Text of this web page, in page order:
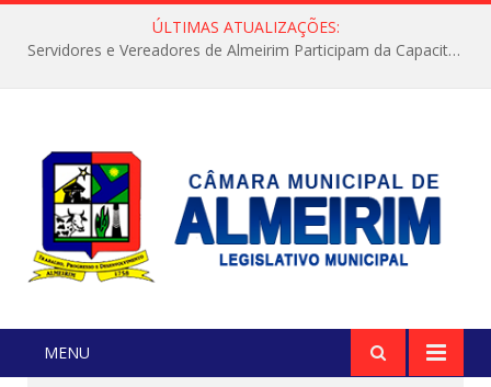
ÚLTIMAS ATUALIZAÇÕES:
Servidores e Vereadores de Almeirim Participam da Capacitação “Orientar é a Nossa Missão”
MENU